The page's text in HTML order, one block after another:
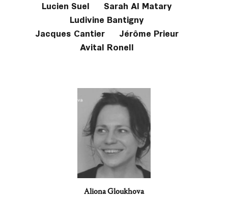
Lucien Suel
Sarah Al Matary
Ludivine Bantigny
Jacques Cantier
Jérôme Prieur
Avital Ronell
Aliona Gloukhova